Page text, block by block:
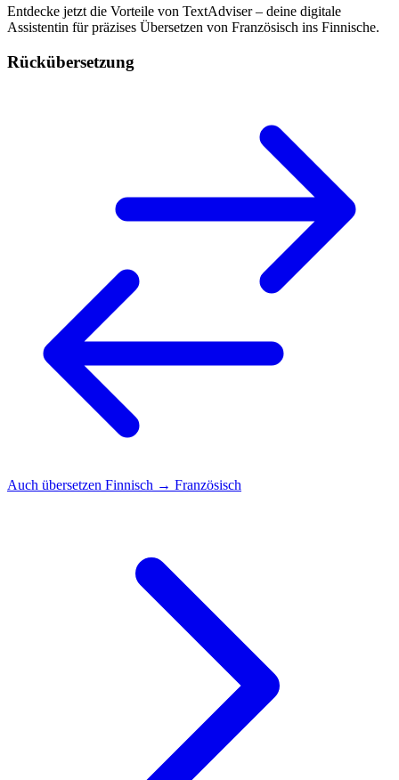
Entdecke jetzt die Vorteile von TextAdviser – deine digitale
Assistentin für präzises Übersetzen von Französisch ins Finnische.
Rückübersetzung
Auch übersetzen Finnisch → Französisch